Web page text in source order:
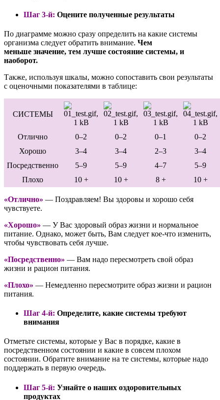
Шаг 3-й: Оцените полученные результаты
По диаграмме можно сразу определить на какие системы
организма следует обратить внимание. Чем
меньше значение, тем лучше состояние системы, и
наоборот.
Также, используя шкалы, можно сопоставить свои результаты
с оценочными показателями в таблице:
СИСТЕМЫ
Отлично 0–2 0–2 0–1
0–2
Хорошо
3–4 3–4 2–3
3–4
Посредственно
5–9 5–9 4–7
5–9
Плохо
10 + 10 + 8 + 10 +
«Отлично» — Поздравляем! Вы здоровы и хорошо себя
чувствуете.
«Хорошо» — У Вас здоровый образ жизни и нормальное
питание. Однако, может быть, Вам следует кое-что изменить,
чтобы чувствовать себя лучше.
«Посредственно» — Вам надо пересмотреть свой образ
жизни и рацион питания.
«Плохо» — Немедленно пересмотрите образ жизни и рацион
питания.
Шаг 4-й: Определите, какие системы требуют
внимания
Отметьте системы, которые у Вас в порядке, какие в
посредственном состоянии и какие в совсем плохом
состоянии. Обратите внимание на те системы, которые надо
поддержать в первую очередь.
Шаг 5-й: Узнайте о наших оздоровительных
продуктах